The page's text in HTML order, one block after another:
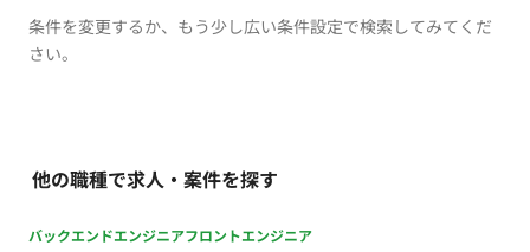
条件を変更するか、もう少し広い条件設定で検索してみてくだ
さい。
他の職種で求人・案件を探す
バックエンドエンジニアフロントエンジニア